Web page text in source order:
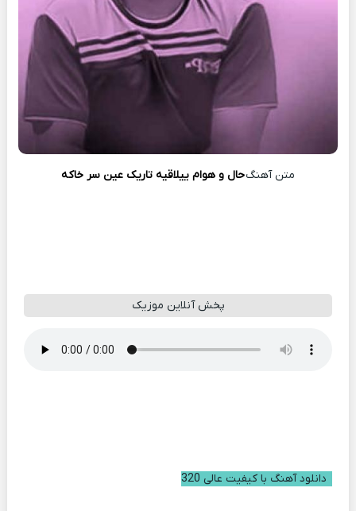
متن آهنگحال و هوام ییلاقیه تاریک عین سر خاکه
پخش آنلاین موزیک
دانلود آهنگ با کیفیت عالی 320